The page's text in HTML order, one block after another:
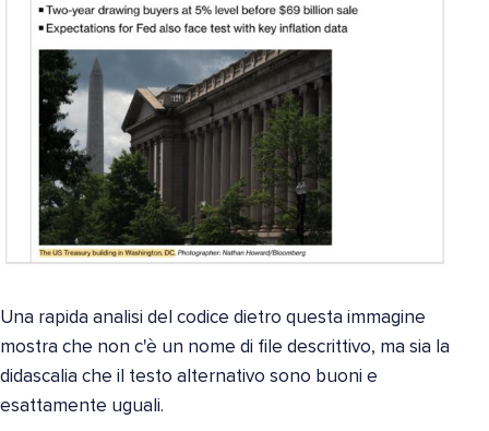
Una rapida analisi del codice dietro questa immagine
mostra che non c'è un nome di file descrittivo, ma sia la
didascalia che il testo alternativo sono buoni e
esattamente uguali.